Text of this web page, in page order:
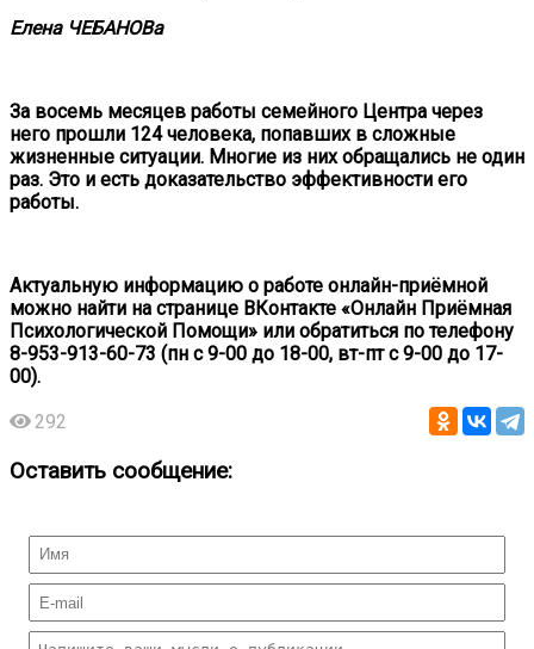
Елена ЧЕБАНОВа
За восемь месяцев работы семейного Центра через
него прошли 124 человека, попавших в сложные
жизненные ситуации. Многие из них обращались не один
раз. Это и есть доказательство эффективности его
работы.
Актуальную информацию о работе онлайн-приёмной
можно найти на странице ВКонтакте «Онлайн Приёмная
Психологической Помощи» или обратиться по телефону
8-953-913-60-73 (пн с 9-00 до 18-00, вт-пт с 9-00 до 17-
00).
292
Оставить сообщение: